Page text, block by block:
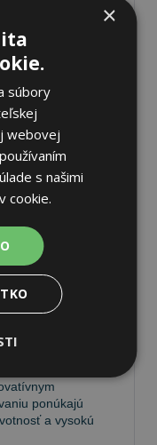
98 H Letné
Sledovať naskladnenie
a
ceste
ponúkajú
a vysokú
×
súbory
webovej
s našimi
cookie.